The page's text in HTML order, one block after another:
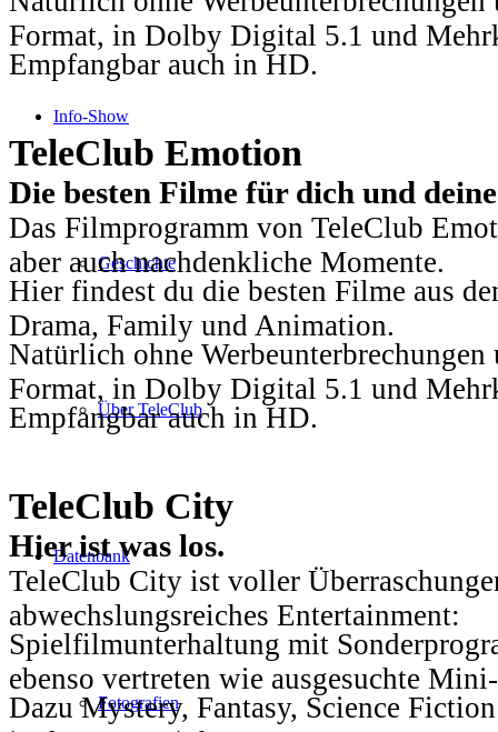
Info-Show
Geschichte
Über TeleClub
Datenbank
Fotografien
Format, in Dolby Digital 5.1 und
Empfangbar auch in HD.
TeleClub Emotion
Die besten Filme für dich und
Das Filmprogramm von TeleClub
aber auch nachdenkliche Momente.
Hier findest du die besten Filme aus
Drama, Family und Animation.
Natürlich ohne
Format, in Dolby Digital 5.1 und
Empfangbar auch in HD.
TeleClub City
Hier ist was los.
TeleClub City ist voller
abwechslungsreiches Entertainment:
Spielfilmunterhaltung mit
ebenso vertreten wie ausgesuchte
Dazu Mystery, Fantasy, Science